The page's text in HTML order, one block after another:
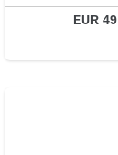
EUR 49